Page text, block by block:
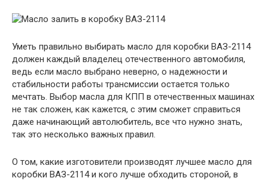
Уметь правильно выбирать масло для коробки ВАЗ-2114
должен каждый владелец отечественного автомобиля,
ведь если масло выбрано неверно, о надежности и
стабильности работы трансмиссии остается только
мечтать. Выбор масла для КПП в отечественных машинах
не так сложен, как кажется, с этим сможет справиться
даже начинающий автолюбитель, все что нужно знать,
так это несколько важных правил.
О том, какие изготовители производят лучшее масло для
коробки ВАЗ-2114 и кого лучше обходить стороной, в